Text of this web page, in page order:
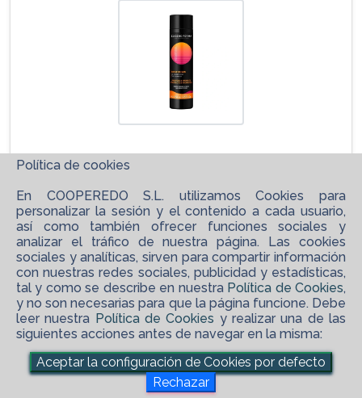
maps_ugc
©2026 COOPEREDO S.L.
Software XgestEvo
Política de cookies
En COOPEREDO S.L. utilizamos Cookies para
personalizar la sesión y el contenido a cada usuario,
así como también ofrecer funciones sociales y
analizar el tráfico de nuestra página. Las cookies
sociales y analíticas, sirven para compartir información
con nuestras redes sociales, publicidad y estadísticas,
tal y como se describe en nuestra Política de Cookies,
y no son necesarias para que la página funcione. Debe
leer nuestra Política de Cookies y realizar una de las
siguientes acciones antes de navegar en la misma:
Aceptar la configuración de Cookies por defecto
Rechazar